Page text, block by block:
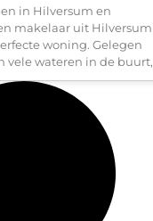
in Hilversum en
makelaar uit Hilversum
woning. Gelegen
vele wateren in de buurt,